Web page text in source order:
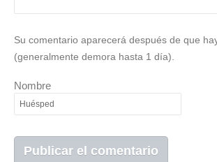
Su comentario aparecerá después de que
(generalmente demora hasta 1 día).
Nombre